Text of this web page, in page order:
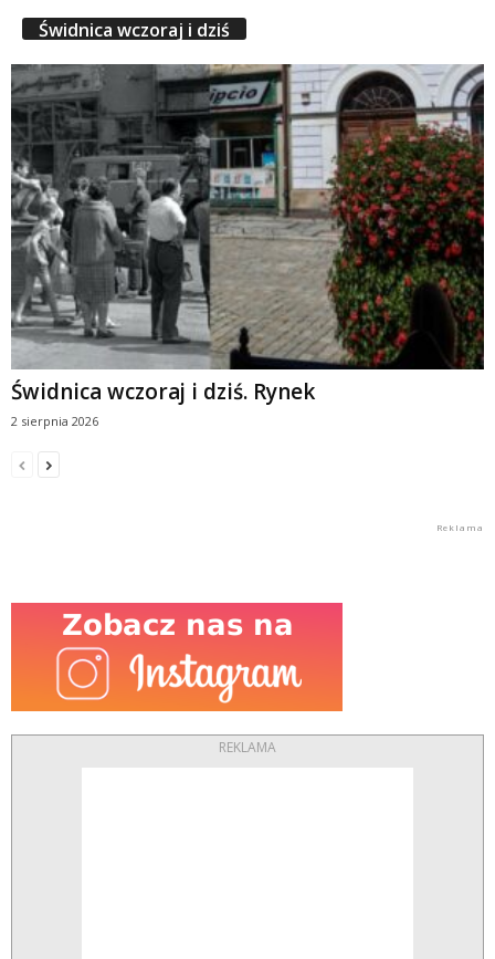
Świdnica wczoraj i dziś
Świdnica wczoraj i dziś. Rynek
2 sierpnia 2026
REKLAMA